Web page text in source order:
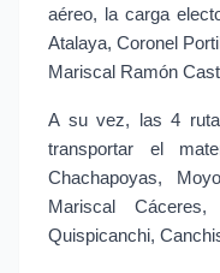
aéreo, la carga
Atalaya, Coronel
Mariscal Ramón
A su vez, las 4
transportar el
Chachapoyas,
Mariscal
Quispicanchi,